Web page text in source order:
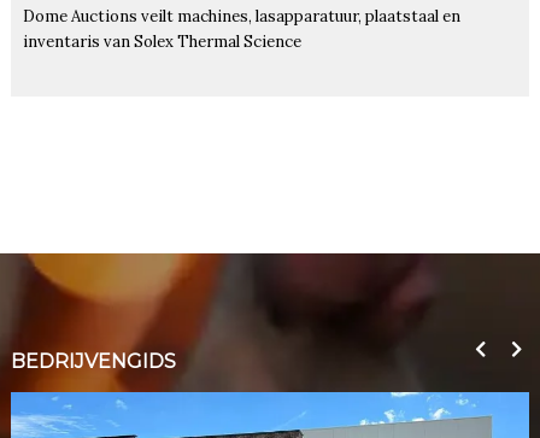
Dome Auctions veilt machines, lasapparatuur, plaatstaal en
inventaris van Solex Thermal Science
BEDRIJVENGIDS